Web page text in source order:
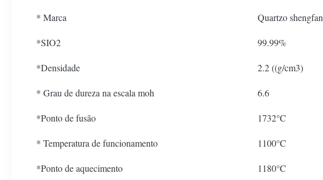
* Marca Quartzo shengfan
*SIO2 99.99%
*Densidade 2.2 ((g/cm3)
* Grau de dureza na escala moh 6.6
*Ponto de fusão 1732°C
* Temperatura de funcionamento 1100°C
*Ponto de aquecimento 1180°C